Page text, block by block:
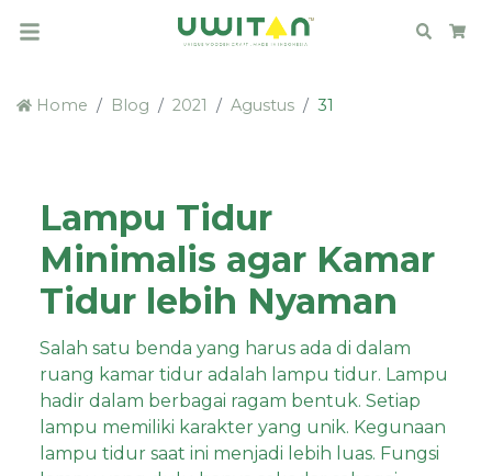
Search
Home Blog 2021 Agustus 31
Lampu Tidur
Minimalis agar Kamar
Tidur lebih Nyaman
Salah satu benda yang harus ada di dalam
ruang kamar tidur adalah lampu tidur. Lampu
hadir dalam berbagai ragam bentuk. Setiap
lampu memiliki karakter yang unik. Kegunaan
lampu tidur saat ini menjadi lebih luas. Fungsi